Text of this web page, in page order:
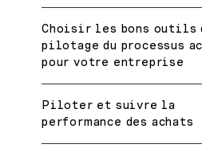
Choisir les bons outils
pilotage du processus
pour votre entreprise
Piloter et suivre la
performance des achats